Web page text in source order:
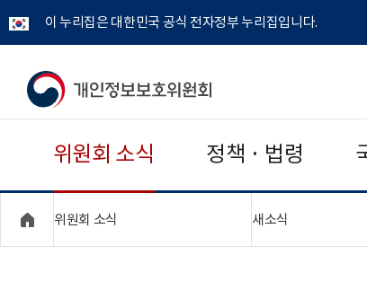
이 누리집은 대한민국 공식 전자정부 누리집입니다.
개
보
보
위원회 소식 정책 · 법령
위원회 소식 새소식